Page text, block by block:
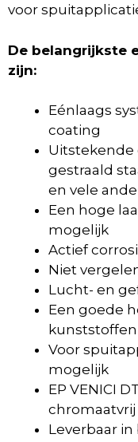
voor
De belangrijkste
zijn:
Eénlaags
coating
Uitstekende
gestraald
en vele
Een hoge
mogelijk
Actief
Niet
Lucht- en
Een goede
kunststoffen
Voor
mogelijk
EP VENICI
chromaatvrij
Leverbaar in